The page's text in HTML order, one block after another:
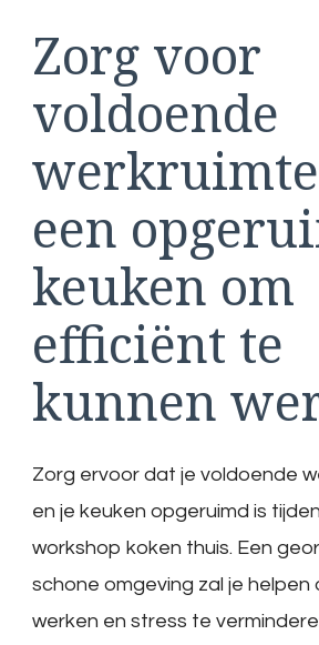
Zorg voor
voldoende
een
keuken om
efficiënt te
kunnen
Zorg ervoor dat je voldoende
en je keuken opgeruimd is
workshop koken thuis. Een
schone omgeving zal je helpen
werken en stress te